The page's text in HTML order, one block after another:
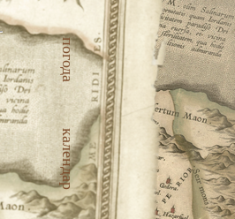
погода
календар